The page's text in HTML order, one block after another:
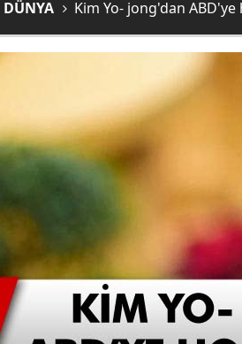
DÜNYA Kim Yo- jong'dan ABD'ye